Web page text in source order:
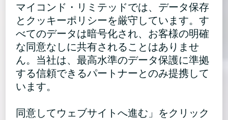
マイコンド・リミテッドでは、データ保存
とクッキーポリシーを厳守しています。す
べてのデータは暗号化され、お客様の明確
な同意なしに共有されることはありませ
ん。当社は、最高水準のデータ保護に準拠
する信頼できるパートナーとのみ提携して
います。
同意してウェブサイトへ進む」をクリック